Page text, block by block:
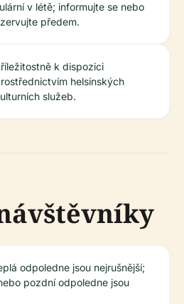
v létě; informujte se nebo
předem.
k dispozici
helsinských
služeb.
odpoledne jsou nejrušnější;
pozdní odpoledne jsou